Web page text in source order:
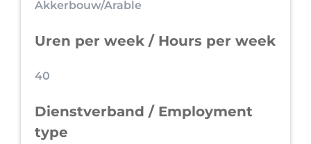
Akkerbouw/Arable
Uren per week / Hours per week
40
Dienstverband / Employment
type